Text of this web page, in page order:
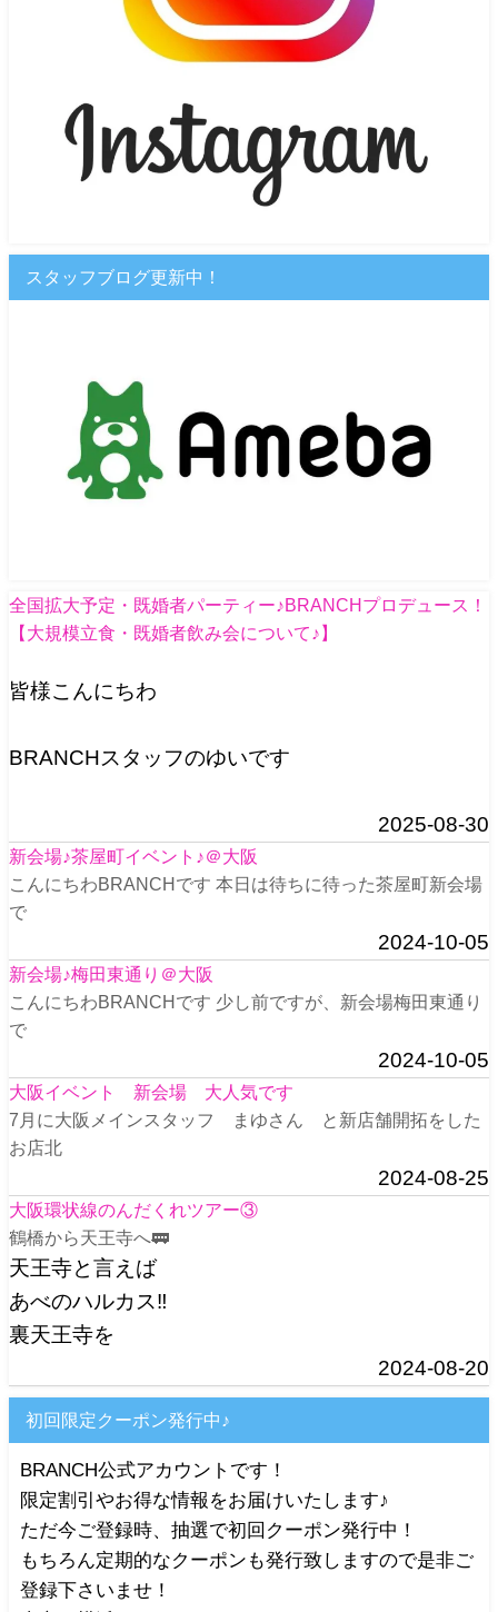
スタッフブログ更新中！
全国拡大予定・既婚者パーティー♪BRANCHプロデュース！
【大規模立食・既婚者飲み会について♪】
皆様こんにちわ
BRANCHスタッフのゆいです
2025-08-30
新会場♪茶屋町イベント♪＠大阪
こんにちわBRANCHです 本日は待ちに待った茶屋町新会場
で
2024-10-05
新会場♪梅田東通り＠大阪
こんにちわBRANCHです 少し前ですが、新会場梅田東通り
で
2024-10-05
大阪イベント 新会場 大人気です
7月に大阪メインスタッフ まゆさん と新店舗開拓をした
お店北
2024-08-25
大阪環状線のんだくれツアー③
鶴橋から天王寺へ🚃
天王寺と言えば
あべのハルカス‼️
裏天王寺を
2024-08-20
初回限定クーポン発行中♪
BRANCH公式アカウントです！
限定割引やお得な情報をお届けいたします♪
ただ今ご登録時、抽選で初回クーポン発行中！
もちろん定期的なクーポンも発行致しますので是非ご
登録下さいませ！